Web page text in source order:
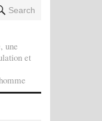
Search
une
et